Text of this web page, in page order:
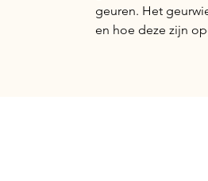
geuren. Het
en hoe deze zijn